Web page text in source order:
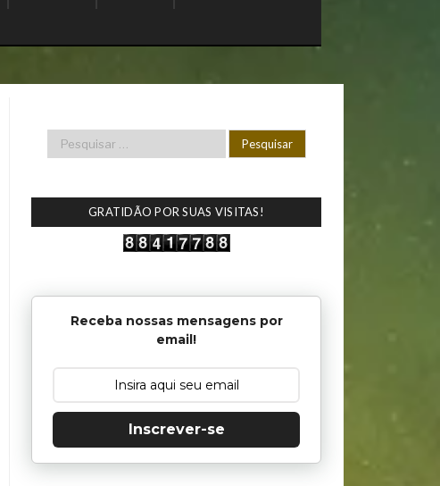
GRATIDÃO POR SUAS VISITAS!
Receba nossas mensagens por
email!
Inscrever-se